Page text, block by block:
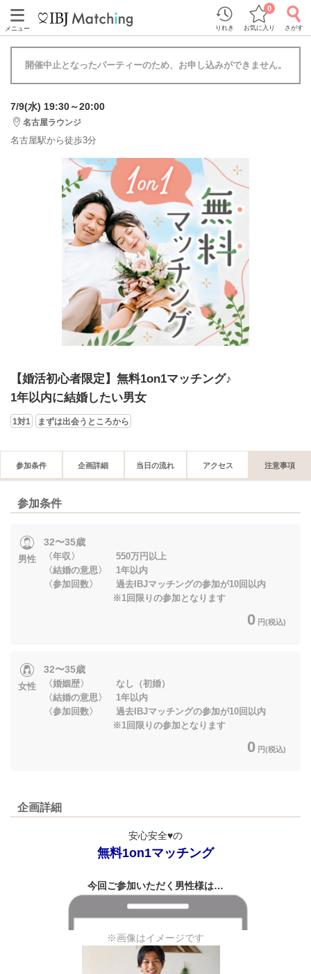
メニュー りれき お気に入り
0
さがす
開催中止となったパーティーのため、お申し込みができません。
7/9(水) 19:30～20:00
名古屋ラウンジ
名古屋駅から徒歩3分
【婚活初心者限定】無料1on1マッチング♪
1年以内に結婚したい男女
1対1 まずは出会うところから
参加条件 企画詳細 当日の流れ アクセス 注意事項
参加条件
男性
32〜35歳
〈年収〉 550万円以上
〈結婚の意思〉 1年以内
〈参加回数〉 過去IBJマッチングの参加が10回以内
※1回限りの参加となります
0 円(税込)
女性
32〜35歳
〈婚姻歴〉 なし（初婚）
〈結婚の意思〉 1年以内
〈参加回数〉 過去IBJマッチングの参加が10回以内
※1回限りの参加となります
0 円(税込)
企画詳細
安心安全♥の
無料1on1マッチング
今回ご参加いただく男性様は…
※画像はイメージです